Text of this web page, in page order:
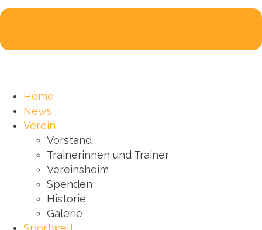
Home
News
Verein
Vorstand
Trainerinnen und Trainer
Vereinsheim
Spenden
Historie
Galerie